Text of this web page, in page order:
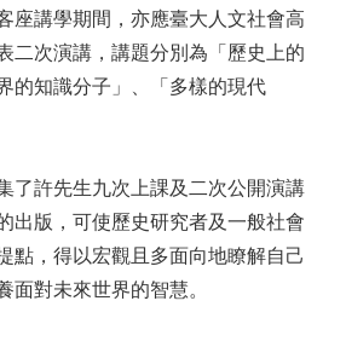
講學期間，亦應臺大人文社會高
二次演講，講題分別為「歷史上的
的知識分子」、「多樣的現代
許先生九次上課及二次公開演講
出版，可使歷史研究者及一般社會
點，得以宏觀且多面向地瞭解自己
養面對未來世界的智慧。